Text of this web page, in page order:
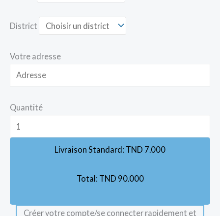
District
Votre adresse
Quantité
Livraison Standard: TND 7.000
Total: TND 90.000
Créer votre compte/se connecter rapidement et